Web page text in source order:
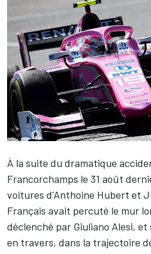
À la suite du dramatique
Francorchamps le 31 août
voitures d'Anthoine Hubert et
Français avait percuté le mur
déclenché par Giuliano Alesi,
en travers, dans la trajectoire